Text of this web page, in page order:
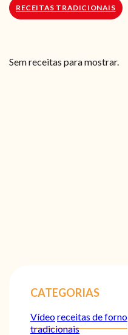
RECEITAS TRADICIONAIS
Sem receitas para mostrar.
CATEGORIAS
Vídeoreceitas de forno
tradicionais